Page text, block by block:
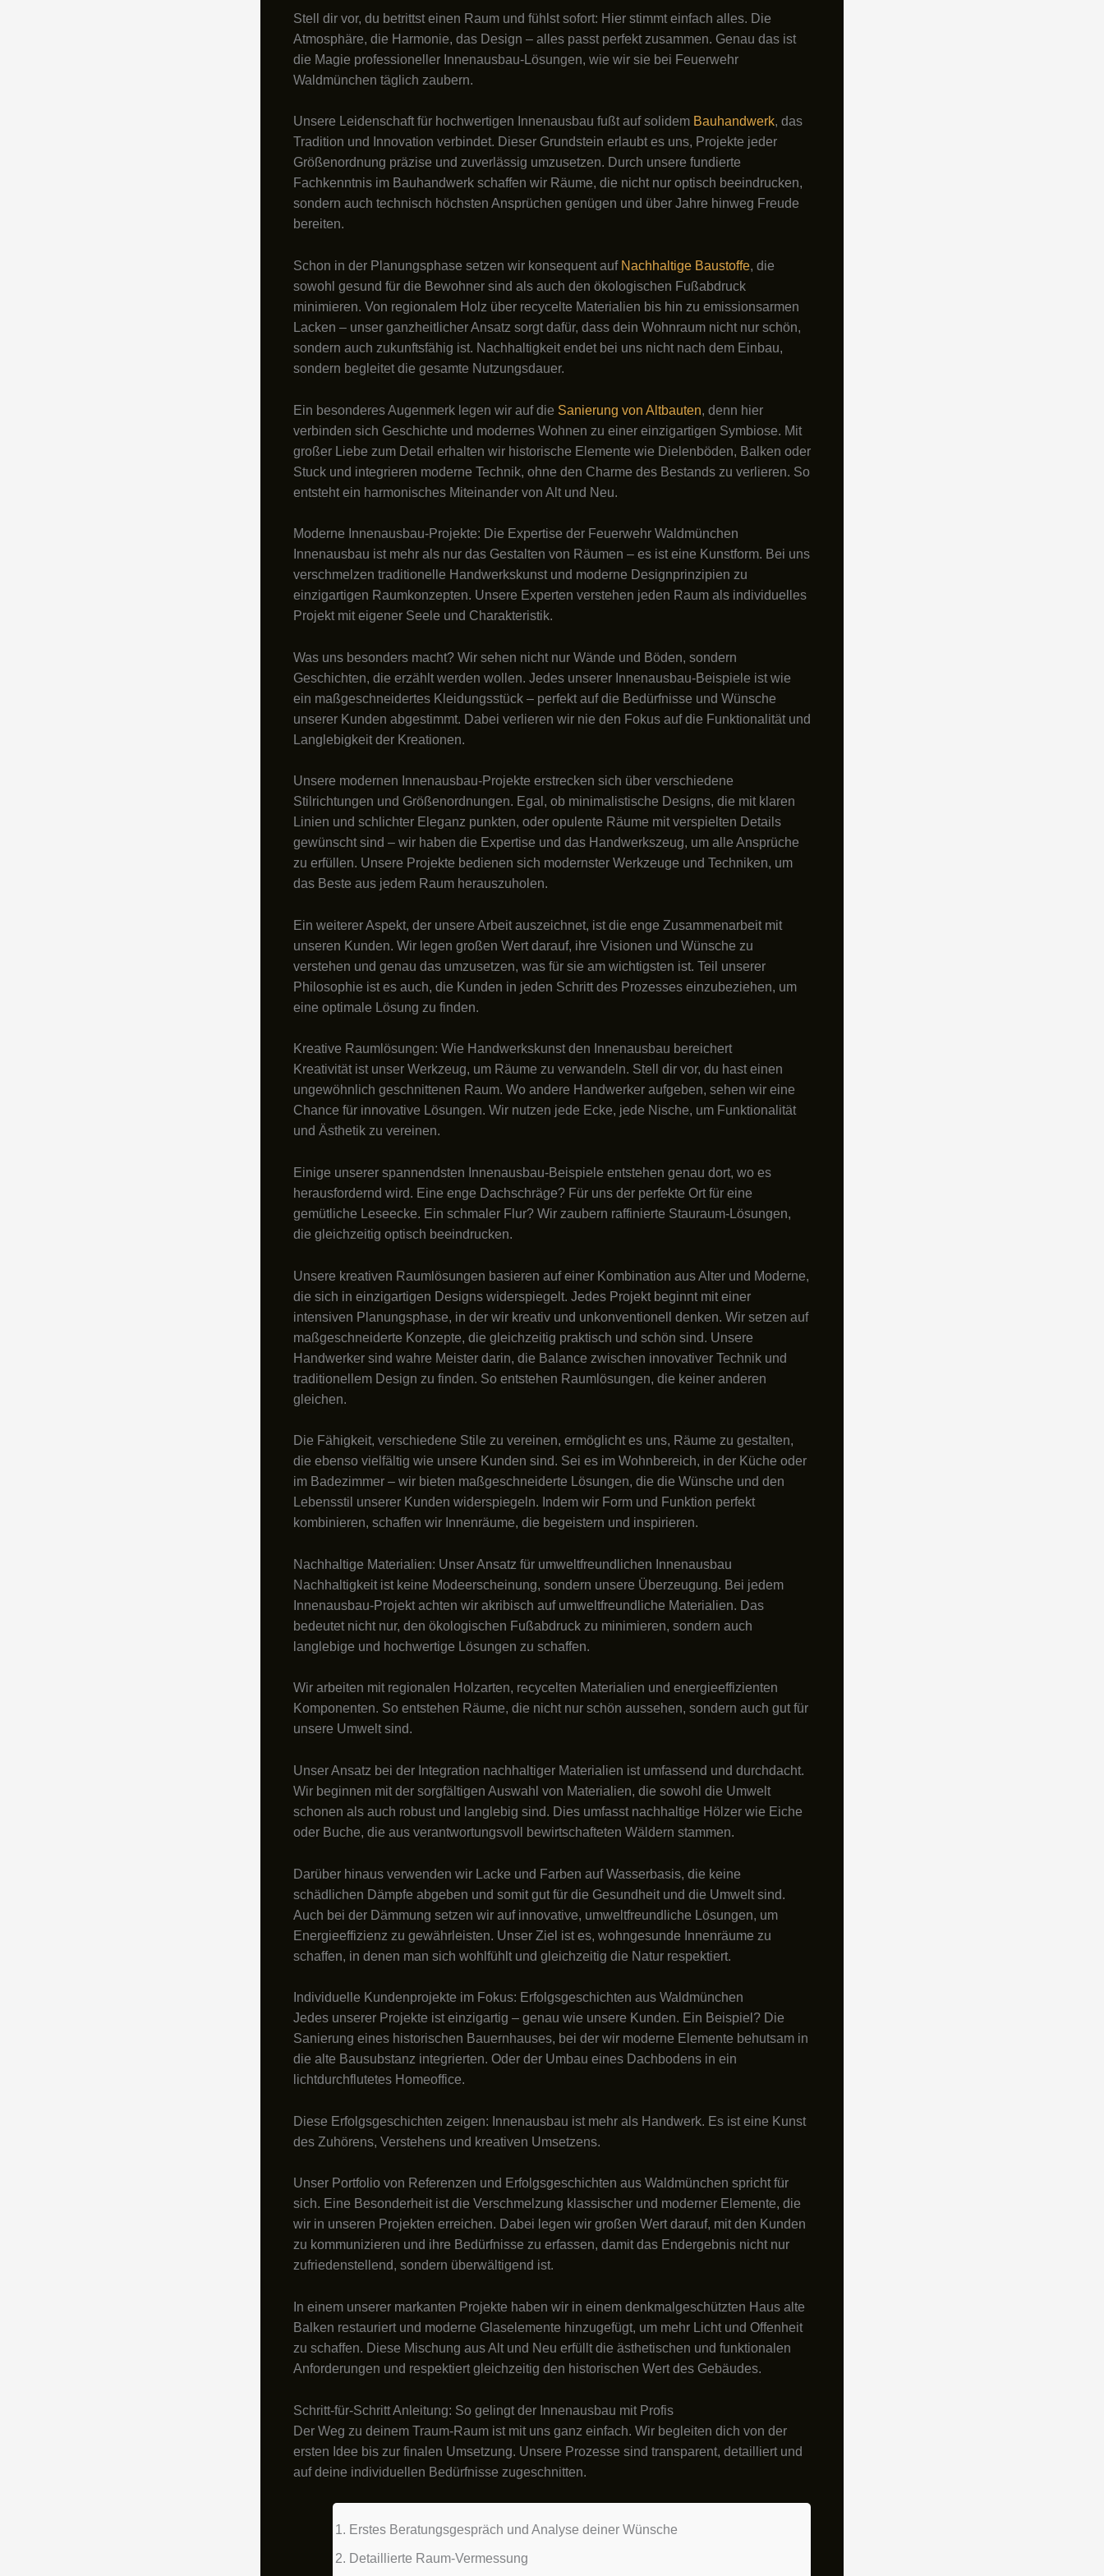
Stell dir vor, du betrittst einen Raum und fühlst sofort: Hier stimmt einfach alles. Die
Atmosphäre, die Harmonie, das Design – alles passt perfekt zusammen. Genau das ist
die Magie professioneller Innenausbau-Lösungen, wie wir sie bei Feuerwehr
Waldmünchen täglich zaubern.
Unsere Leidenschaft für hochwertigen Innenausbau fußt auf solidem Bauhandwerk, das
Tradition und Innovation verbindet. Dieser Grundstein erlaubt es uns, Projekte jeder
Größenordnung präzise und zuverlässig umzusetzen. Durch unsere fundierte
Fachkenntnis im Bauhandwerk schaffen wir Räume, die nicht nur optisch beeindrucken,
sondern auch technisch höchsten Ansprüchen genügen und über Jahre hinweg Freude
bereiten.
Schon in der Planungsphase setzen wir konsequent auf Nachhaltige Baustoffe, die
sowohl gesund für die Bewohner sind als auch den ökologischen Fußabdruck
minimieren. Von regionalem Holz über recycelte Materialien bis hin zu emissionsarmen
Lacken – unser ganzheitlicher Ansatz sorgt dafür, dass dein Wohnraum nicht nur schön,
sondern auch zukunftsfähig ist. Nachhaltigkeit endet bei uns nicht nach dem Einbau,
sondern begleitet die gesamte Nutzungsdauer.
Ein besonderes Augenmerk legen wir auf die Sanierung von Altbauten, denn hier
verbinden sich Geschichte und modernes Wohnen zu einer einzigartigen Symbiose. Mit
großer Liebe zum Detail erhalten wir historische Elemente wie Dielenböden, Balken oder
Stuck und integrieren moderne Technik, ohne den Charme des Bestands zu verlieren. So
entsteht ein harmonisches Miteinander von Alt und Neu.
Moderne Innenausbau-Projekte: Die Expertise der Feuerwehr Waldmünchen
Innenausbau ist mehr als nur das Gestalten von Räumen – es ist eine Kunstform. Bei uns
verschmelzen traditionelle Handwerkskunst und moderne Designprinzipien zu
einzigartigen Raumkonzepten. Unsere Experten verstehen jeden Raum als individuelles
Projekt mit eigener Seele und Charakteristik.
Was uns besonders macht? Wir sehen nicht nur Wände und Böden, sondern
Geschichten, die erzählt werden wollen. Jedes unserer Innenausbau-Beispiele ist wie
ein maßgeschneidertes Kleidungsstück – perfekt auf die Bedürfnisse und Wünsche
unserer Kunden abgestimmt. Dabei verlieren wir nie den Fokus auf die Funktionalität und
Langlebigkeit der Kreationen.
Unsere modernen Innenausbau-Projekte erstrecken sich über verschiedene
Stilrichtungen und Größenordnungen. Egal, ob minimalistische Designs, die mit klaren
Linien und schlichter Eleganz punkten, oder opulente Räume mit verspielten Details
gewünscht sind – wir haben die Expertise und das Handwerkszeug, um alle Ansprüche
zu erfüllen. Unsere Projekte bedienen sich modernster Werkzeuge und Techniken, um
das Beste aus jedem Raum herauszuholen.
Ein weiterer Aspekt, der unsere Arbeit auszeichnet, ist die enge Zusammenarbeit mit
unseren Kunden. Wir legen großen Wert darauf, ihre Visionen und Wünsche zu
verstehen und genau das umzusetzen, was für sie am wichtigsten ist. Teil unserer
Philosophie ist es auch, die Kunden in jeden Schritt des Prozesses einzubeziehen, um
eine optimale Lösung zu finden.
Kreative Raumlösungen: Wie Handwerkskunst den Innenausbau bereichert
Kreativität ist unser Werkzeug, um Räume zu verwandeln. Stell dir vor, du hast einen
ungewöhnlich geschnittenen Raum. Wo andere Handwerker aufgeben, sehen wir eine
Chance für innovative Lösungen. Wir nutzen jede Ecke, jede Nische, um Funktionalität
und Ästhetik zu vereinen.
Einige unserer spannendsten Innenausbau-Beispiele entstehen genau dort, wo es
herausfordernd wird. Eine enge Dachschräge? Für uns der perfekte Ort für eine
gemütliche Leseecke. Ein schmaler Flur? Wir zaubern raffinierte Stauraum-Lösungen,
die gleichzeitig optisch beeindrucken.
Unsere kreativen Raumlösungen basieren auf einer Kombination aus Alter und Moderne,
die sich in einzigartigen Designs widerspiegelt. Jedes Projekt beginnt mit einer
intensiven Planungsphase, in der wir kreativ und unkonventionell denken. Wir setzen auf
maßgeschneiderte Konzepte, die gleichzeitig praktisch und schön sind. Unsere
Handwerker sind wahre Meister darin, die Balance zwischen innovativer Technik und
traditionellem Design zu finden. So entstehen Raumlösungen, die keiner anderen
gleichen.
Die Fähigkeit, verschiedene Stile zu vereinen, ermöglicht es uns, Räume zu gestalten,
die ebenso vielfältig wie unsere Kunden sind. Sei es im Wohnbereich, in der Küche oder
im Badezimmer – wir bieten maßgeschneiderte Lösungen, die die Wünsche und den
Lebensstil unserer Kunden widerspiegeln. Indem wir Form und Funktion perfekt
kombinieren, schaffen wir Innenräume, die begeistern und inspirieren.
Nachhaltige Materialien: Unser Ansatz für umweltfreundlichen Innenausbau
Nachhaltigkeit ist keine Modeerscheinung, sondern unsere Überzeugung. Bei jedem
Innenausbau-Projekt achten wir akribisch auf umweltfreundliche Materialien. Das
bedeutet nicht nur, den ökologischen Fußabdruck zu minimieren, sondern auch
langlebige und hochwertige Lösungen zu schaffen.
Wir arbeiten mit regionalen Holzarten, recycelten Materialien und energieeffizienten
Komponenten. So entstehen Räume, die nicht nur schön aussehen, sondern auch gut für
unsere Umwelt sind.
Unser Ansatz bei der Integration nachhaltiger Materialien ist umfassend und durchdacht.
Wir beginnen mit der sorgfältigen Auswahl von Materialien, die sowohl die Umwelt
schonen als auch robust und langlebig sind. Dies umfasst nachhaltige Hölzer wie Eiche
oder Buche, die aus verantwortungsvoll bewirtschafteten Wäldern stammen.
Darüber hinaus verwenden wir Lacke und Farben auf Wasserbasis, die keine
schädlichen Dämpfe abgeben und somit gut für die Gesundheit und die Umwelt sind.
Auch bei der Dämmung setzen wir auf innovative, umweltfreundliche Lösungen, um
Energieeffizienz zu gewährleisten. Unser Ziel ist es, wohngesunde Innenräume zu
schaffen, in denen man sich wohlfühlt und gleichzeitig die Natur respektiert.
Individuelle Kundenprojekte im Fokus: Erfolgsgeschichten aus Waldmünchen
Jedes unserer Projekte ist einzigartig – genau wie unsere Kunden. Ein Beispiel? Die
Sanierung eines historischen Bauernhauses, bei der wir moderne Elemente behutsam in
die alte Bausubstanz integrierten. Oder der Umbau eines Dachbodens in ein
lichtdurchflutetes Homeoffice.
Diese Erfolgsgeschichten zeigen: Innenausbau ist mehr als Handwerk. Es ist eine Kunst
des Zuhörens, Verstehens und kreativen Umsetzens.
Unser Portfolio von Referenzen und Erfolgsgeschichten aus Waldmünchen spricht für
sich. Eine Besonderheit ist die Verschmelzung klassischer und moderner Elemente, die
wir in unseren Projekten erreichen. Dabei legen wir großen Wert darauf, mit den Kunden
zu kommunizieren und ihre Bedürfnisse zu erfassen, damit das Endergebnis nicht nur
zufriedenstellend, sondern überwältigend ist.
In einem unserer markanten Projekte haben wir in einem denkmalgeschützten Haus alte
Balken restauriert und moderne Glaselemente hinzugefügt, um mehr Licht und Offenheit
zu schaffen. Diese Mischung aus Alt und Neu erfüllt die ästhetischen und funktionalen
Anforderungen und respektiert gleichzeitig den historischen Wert des Gebäudes.
Schritt-für-Schritt Anleitung: So gelingt der Innenausbau mit Profis
Der Weg zu deinem Traum-Raum ist mit uns ganz einfach. Wir begleiten dich von der
ersten Idee bis zur finalen Umsetzung. Unsere Prozesse sind transparent, detailliert und
auf deine individuellen Bedürfnisse zugeschnitten.
Erstes Beratungsgespräch und Analyse deiner Wünsche
Detaillierte Raum-Vermessung